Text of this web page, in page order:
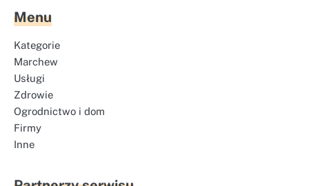
Menu
Kategorie
Marchew
Usługi
Zdrowie
Ogrodnictwo i dom
Firmy
Inne